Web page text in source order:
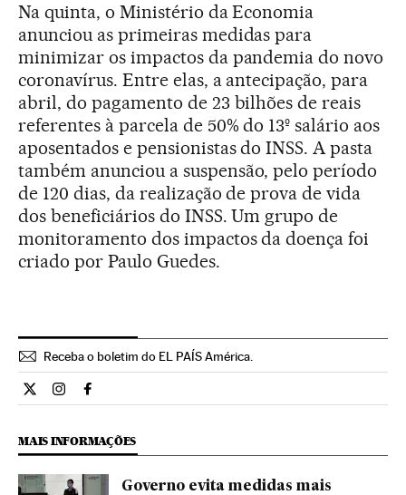
Na quinta, o Ministério da Economia
anunciou as primeiras medidas para
minimizar os impactos da pandemia do novo
coronavírus. Entre elas, a antecipação, para
abril, do pagamento de 23 bilhões de reais
referentes à parcela de 50% do 13º salário aos
aposentados e pensionistas do INSS. A pasta
também anunciou a suspensão, pelo período
de 120 dias, da realização de prova de vida
dos beneficiários do INSS. Um grupo de
monitoramento dos impactos da doença foi
criado por Paulo Guedes.
Receba o boletim do EL PAÍS América.
Economia El País Brasil en Twitter
Economia El País Brasil en Instagram
Economia El País Brasil en Facebook
MAIS INFORMAÇÕES
Governo evita medidas mais